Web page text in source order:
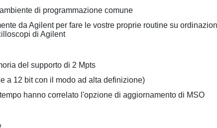
di programmazione comune
da Agilent per fare le vostre proprie routine su
di Agilent
del supporto di 2 Mpts
a 12 bit con il modo ad alta definizione)
hanno correlato l'opzione di aggiornamento di MSO